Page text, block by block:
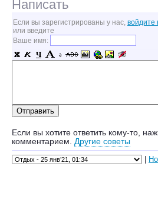
Написать
Если вы зарегистрированы у нас, войдите
или введите
Ваше имя:
Если вы хотите ответить кому-то,
комментарием. Другие советы